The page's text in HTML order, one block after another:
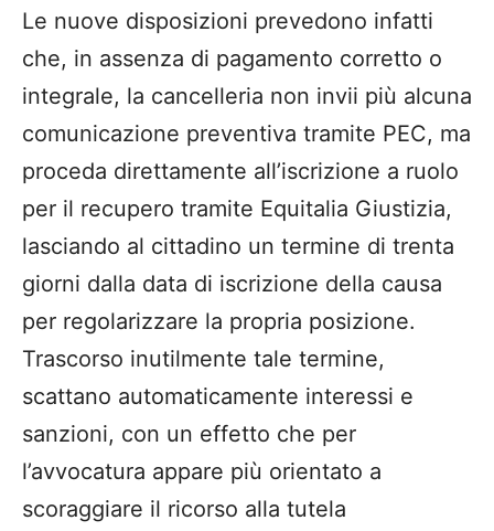
Le nuove disposizioni prevedono infatti
che, in assenza di pagamento corretto o
integrale, la cancelleria non invii più alcuna
comunicazione preventiva tramite PEC, ma
proceda direttamente all’iscrizione a ruolo
per il recupero tramite Equitalia Giustizia,
lasciando al cittadino un termine di trenta
giorni dalla data di iscrizione della causa
per regolarizzare la propria posizione.
Trascorso inutilmente tale termine,
scattano automaticamente interessi e
sanzioni, con un effetto che per
l’avvocatura appare più orientato a
scoraggiare il ricorso alla tutela